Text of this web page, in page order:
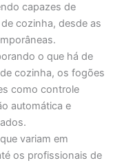
capazes de
cozinha, desde as
o que há de
cozinha, os fogões
como controle
automática e
variam em
os profissionais de